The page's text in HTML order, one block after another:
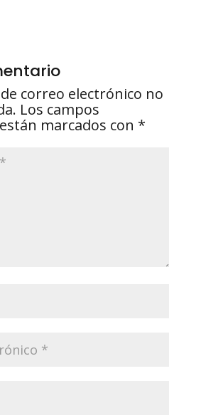
correo electrónico no
Los campos
marcados con *